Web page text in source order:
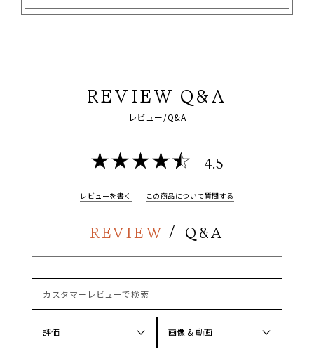
REVIEW Q&A
レビュー/Q&A
4.5
レビューを書く この商品について質問する
評価 画像 & 動画